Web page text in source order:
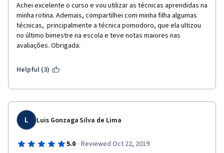
Achei excelente o curso e vou utilizar as técnicas aprendidas na
minha rotina. Ademais, compartilhei com minha filha algumas
técnicas,  principalmente a técnica pomodoro, que ela ultizou
no último bimestre na escola e teve notas maiores nas
avaliações. Obrigada.
Helpful (3)
L Luis Gonzaga Silva de Lima
5.0 · Reviewed Oct 22, 2019